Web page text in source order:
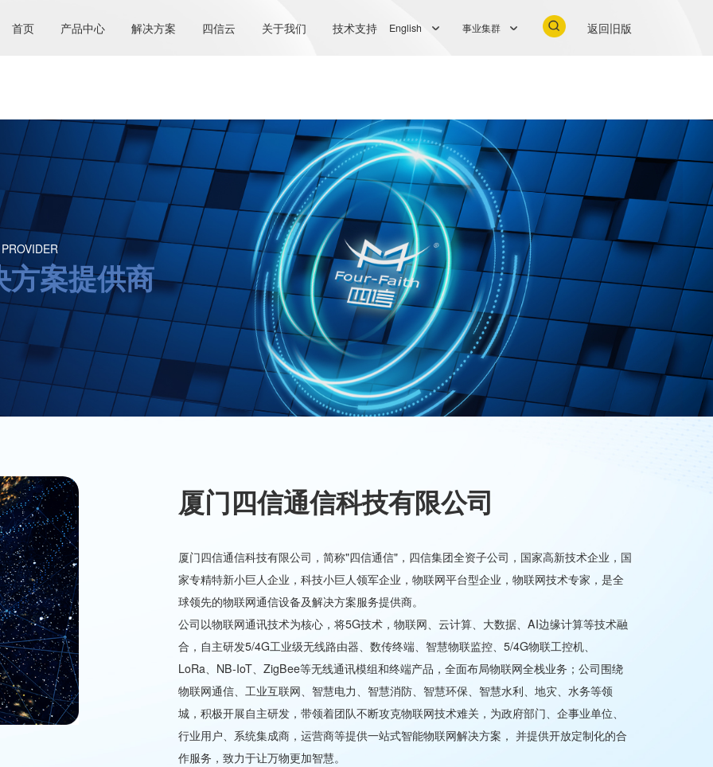
首页 产品中心 解决方案 四信云 关于我们 技术支持 English 事业集群 返回旧版
方案提供商
厦门四信通信科技有限公司
厦门四信通信科技有限公司，简称"四信通信"，四信集团全资子公司，国家高新技术企业，国
家专精特新小巨人企业，科技小巨人领军企业，物联网平台型企业，物联网技术专家，是全
球领先的物联网通信设备及解决方案服务提供商。
公司以物联网通讯技术为核心，将5G技术，物联网、云计算、大数据、AI边缘计算等技术融
合，自主研发5/4G工业级无线路由器、数传终端、智慧物联监控、5/4G物联工控机、
LoRa、NB-IoT、ZigBee等无线通讯模组和终端产品，全面布局物联网全栈业务；公司围绕
物联网通信、工业互联网、智慧电力、智慧消防、智慧环保、智慧水利、地灾、水务等领
城，积极开展自主研发，带领着团队不断攻克物联网技术难关，为政府部门、企事业单位、
行业用户、系统集成商，运营商等提供一站式智能物联网解决方案， 并提供开放定制化的合
作服务，致力于让万物更加智慧。